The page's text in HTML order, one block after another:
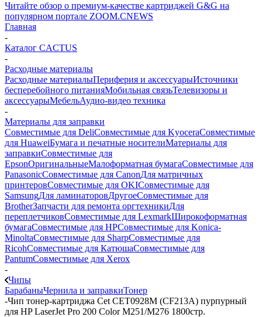
Читайте обзор о премиум-качестве картриджей G&G на
популярном портале ZOOM.CNEWS
Главная
-
Каталог CACTUS
-
Расходные материалы
Расходные материалыПериферия и аксессуарыИсточники
бесперебойного питанияМобильная связьТелевизоры и
аксессуарыМебельАудио-видео техника
-
Материалы для заправки
Совместимые для DeliСовместимые для KyoceraСовместимые
для HuaweiБумага и печатные носителиМатериалы для
заправкиСовместимые для
EpsonОригинальныеМалоформатная бумагаСовместимые для
PanasonicСовместимые для CanonДля матричных
принтеровСовместимые для OKIСовместимые для
SamsungДля ламинаторовДругоеСовместимые для
BrotherЗапчасти для ремонта оргтехникиДля
переплетчиковСовместимые для LexmarkШирокоформатная
бумагаСовместимые для HPСовместимые для Konica-
MinoltaСовместимые для SharpСовместимые для
RicohСовместимые для КатюшаСовместимые для
PantumСовместимые для Xerox
-
Чипы
БарабаныЧернила и заправкиТонер
-Чип тонер-картриджа Cet CET0928M (CF213A) пурпурный
для HP LaserJet Pro 200 Color M251/M276 1800стр.